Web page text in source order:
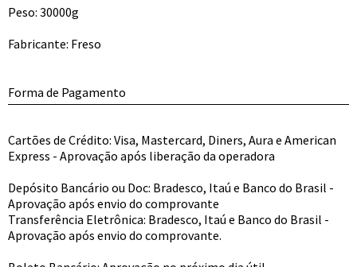
Peso: 30000g
Fabricante: Freso
Forma de Pagamento
Cartões de Crédito: Visa, Mastercard, Diners, Aura e American
Express - Aprovação após liberação da operadora
Depósito Bancário ou Doc: Bradesco, Itaú e Banco do Brasil -
Aprovação após envio do comprovante
Transferência Eletrônica: Bradesco, Itaú e Banco do Brasil -
Aprovação após envio do comprovante.